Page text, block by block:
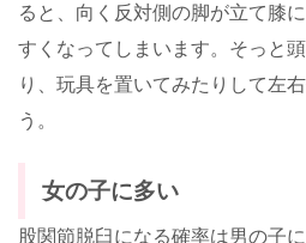
ると、向く反対側の脚が立て膝
すくなってしまいます。そっと
り、玩具を置いてみたりして左
う。
女の子に多い
股関節脱臼になる確率は男の子